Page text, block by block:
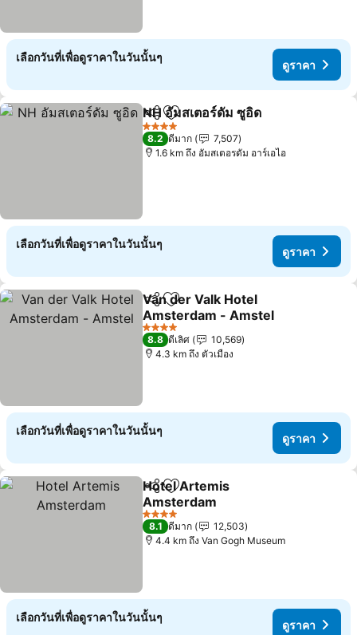
เลือกวันที่เพื่อดูราคาในวันนั้นๆ
ดูราคา
แชร์ เพิ่มในรายการโปรด
NH อัมสเตอร์ดัม ซูอิด
4 ดาว
8.2 ดีมาก
7,507
1.6 km ถึง อัมสเตอรดัม อาร์เอไอ
เลือกวันที่เพื่อดูราคาในวันนั้นๆ
ดูราคา
แชร์ เพิ่มในรายการโปรด
Van der Valk Hotel
Amsterdam - Amstel
4 ดาว
8.8 ดีเลิศ
10,569
4.3 km ถึง ตัวเมือง
เลือกวันที่เพื่อดูราคาในวันนั้นๆ
ดูราคา
แชร์ เพิ่มในรายการโปรด
Hotel Artemis
Amsterdam
4 ดาว
8.1 ดีมาก
12,503
4.4 km ถึง Van Gogh Museum
เลือกวันที่เพื่อดูราคาในวันนั้นๆ
ดูราคา